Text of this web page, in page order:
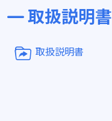
取扱説明書
取扱説明書